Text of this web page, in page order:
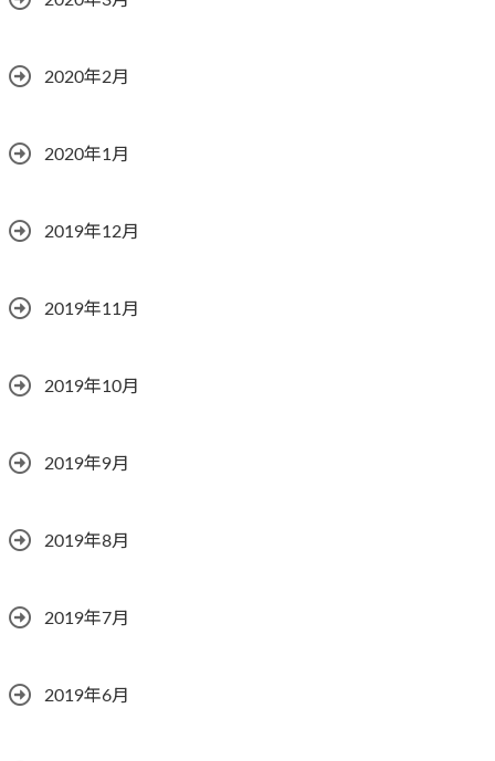
2020年2月
2020年1月
2019年12月
2019年11月
2019年10月
2019年9月
2019年8月
2019年7月
2019年6月